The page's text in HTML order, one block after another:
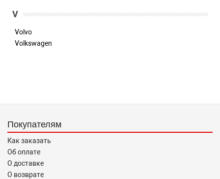
V
Volvo
Volkswagen
Покупателям
Как заказать
Об оплате
О доставке
О возврате